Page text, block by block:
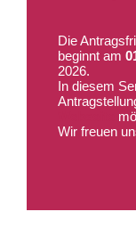
Die
beginnt am
2026.
In diesem
Wir freuen